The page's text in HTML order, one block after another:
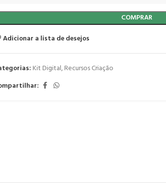
COMPRAR
Adicionar a lista de desejos
Kit Digital,Recursos Criação